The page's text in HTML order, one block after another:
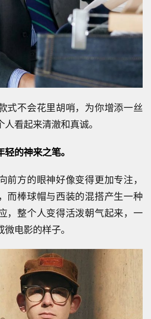
式不会花里胡哨，为你增添一丝
看起来清澈和真诚。
的神来之笔。
前方的眼神好像变得更加专注，
而棒球帽与西装的混搭产生一种
，整个人变得活泼朝气起来，一
电影的样子。